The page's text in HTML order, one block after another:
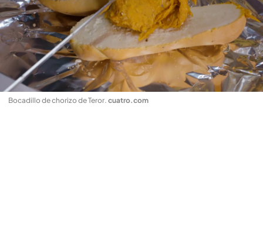
Bocadillo de chorizo de Teror. cuatro.com